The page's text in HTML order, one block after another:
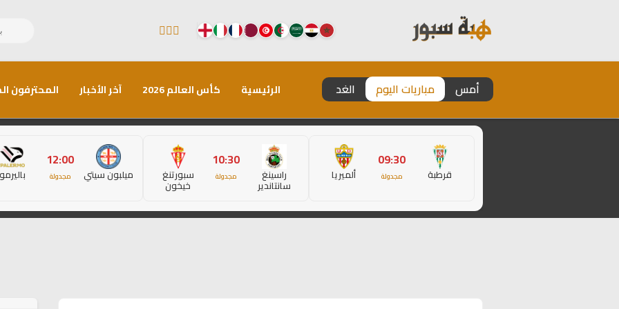
أمس مباريات اليوم الغد الرئيسية كأس العالم 2026 آخر الأخبار المحترفون
قرطبة
09:30
مجدولة ألميريا راسينغ
سانتاندير
10:30
مجدولة سبورتنغ
خيخون
ميلبون سيتي
12:00
مجدولة باليرمو